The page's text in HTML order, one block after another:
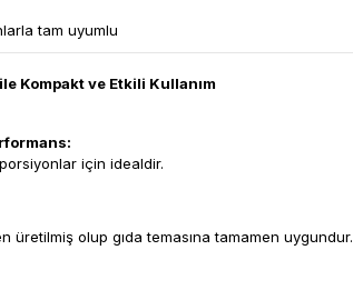
tam uyumlu
Kompakt ve Etkili Kullanım
için idealdir.
üretilmiş olup gıda temasına tamamen uygundur.